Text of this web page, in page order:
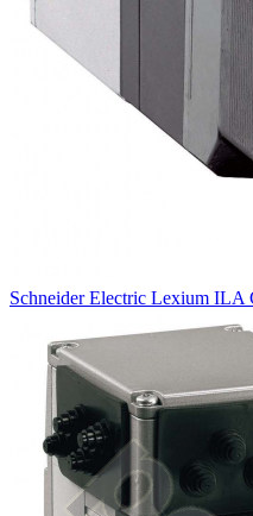
Schneider Electric Lexium